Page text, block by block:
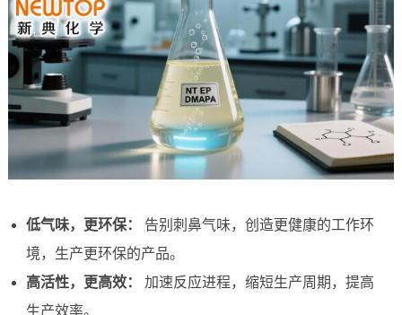
低气味，更环保：
告别刺鼻气味，创造更健康的工作环
境，生产更环保的产品。
高活性，更高效：
加速反应进程，缩短生产周期，提高
生产效率。